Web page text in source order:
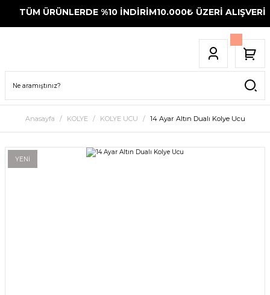
TÜM ÜRÜNLERDE %10 İNDİRİM10.000₺ ÜZERİ
Anasayfa KOLYE KOLYE UCU 14 Ayar Altın Dualı Kolye Ucu
YENİ